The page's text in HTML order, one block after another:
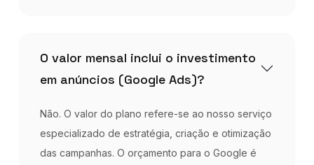
O valor mensal inclui o investimento
em anúncios (Google Ads)?
Não. O valor do plano refere-se ao nosso serviço
especializado de estratégia, criação e otimização
das campanhas. O orçamento para o Google é